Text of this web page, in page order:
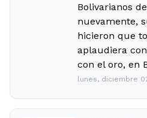
Bolivarianos
nuevamente,
hicieron que
aplaudiera
con el oro, en
lunes, diciembre